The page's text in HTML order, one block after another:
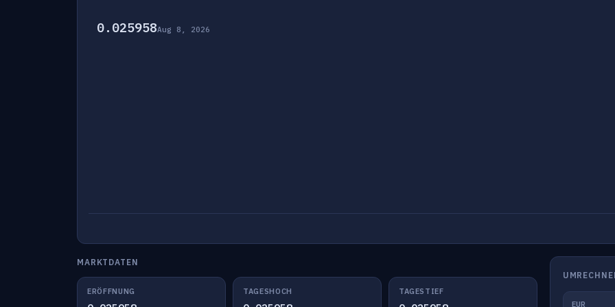
0.025958Aug 8, 2026
MARKTDATEN
ERÖFFNUNG TAGESHOCH TAGESTIEF
EUR